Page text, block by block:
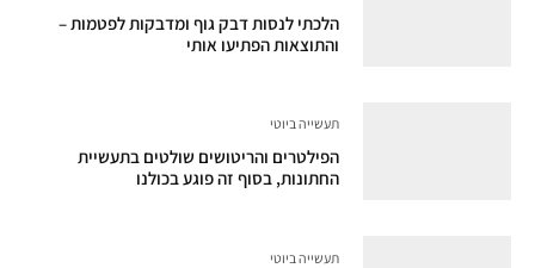
הלכתי לנסות דבק גוף ומדבקות לפטמות –
והתוצאות הפתיעו אותי
תעשייה ביוטי
הפילטרים והריטושים שולטים בתעשיית
החתונות, בסוף זה פוגע בכולנו
תעשייה ביוטי